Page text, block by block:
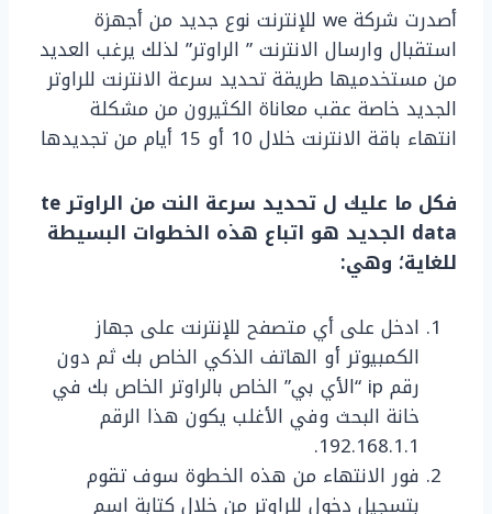
أصدرت شركة we للإنترنت نوع جديد من أجهزة
استقبال وارسال الانترنت ” الراوتر” لذلك يرغب العديد
من مستخدميها طريقة تحديد سرعة الانترنت للراوتر
الجديد خاصة عقب معاناة الكثيرون من مشكلة
انتهاء باقة الانترنت خلال 10 أو 15 أيام من تجديدها
فكل ما عليك ل تحديد سرعة النت من الراوترte
data الجديد هو اتباع هذه الخطوات البسيطة
للغاية؛ وهي:
ادخل على أي متصفح للإنترنت على جهاز
الكمبيوتر أو الهاتف الذكي الخاص بك ثم دون
رقم ip “الأي بي” الخاص بالراوتر الخاص بك في
خانة البحث وفي الأغلب يكون هذا الرقم
192.168.1.1.
فور الانتهاء من هذه الخطوة سوف تقوم
بتسجيل دخول للراوتر من خلال كتابة اسم